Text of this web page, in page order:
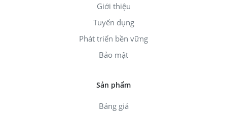
Giới thiệu
Tuyển dụng
Phát triển bền vững
Bảo mật
Sản phẩm
Bảng giá